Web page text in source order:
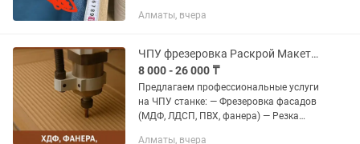
Возможна доставка в чертеж города.
Алматы, вчера
ЧПУ фрезеровка Раскрой Макеты МДФ, ЛДСП, фанера, дерево
8 000 - 26 000 ₸
Предлагаем профессиональные услуги
на ЧПУ станке: — Фрезеровка фасадов
(МДФ, ЛДСП, ПВХ, фанера) — Резка
Алматы, вчера